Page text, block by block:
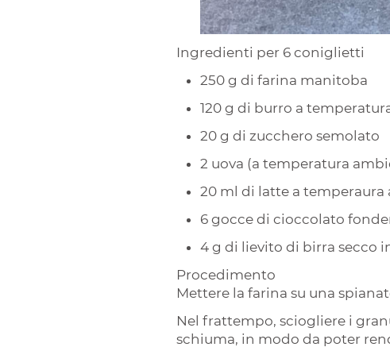
Ingredienti per 6 coniglietti
250 g di farina manitoba
120 g di burro a
20 g di zucchero semolato
2 uova (a temperatura
20 ml di latte a temperaura
6 gocce di cioccolato
4 g di lievito di birra secco
Procedimento
Mettere la farina su una
Nel frattempo, sciogliere i
schiuma, in modo da poter